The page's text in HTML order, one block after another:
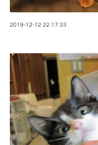
2019-12-12 22:17:33